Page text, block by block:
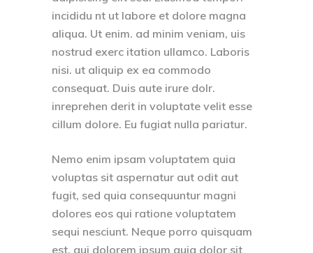
incididu nt ut labore et dolore magna
aliqua. Ut enim. ad minim veniam, uis
nostrud exerc itation ullamco. Laboris
nisi. ut aliquip ex ea commodo
consequat. Duis aute irure dolr.
inreprehen derit in voluptate velit esse
cillum dolore. Eu fugiat nulla pariatur.
Nemo enim ipsam voluptatem quia
voluptas sit aspernatur aut odit aut
fugit, sed quia consequuntur magni
dolores eos qui ratione voluptatem
sequi nesciunt. Neque porro quisquam
est, qui dolorem ipsum quia dolor sit